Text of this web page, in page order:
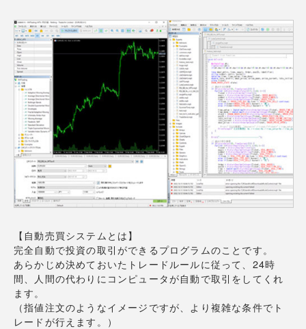
【自動売買システムとは】
完全自動で投資の取引ができるプログラムのことです。
あらかじめ決めておいたトレードルールに従って、24時
間、人間の代わりにコンピュータが自動で取引をしてくれ
ます。
（指値注文のようなイメージですが、より複雑な条件でト
レードが行えます。）